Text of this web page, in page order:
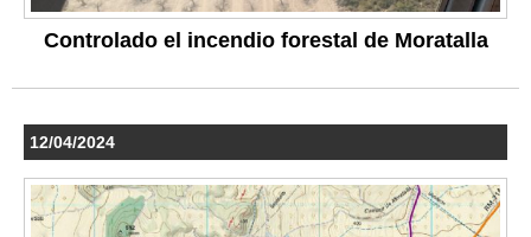
Controlado el incendio forestal de Moratalla
12/04/2024